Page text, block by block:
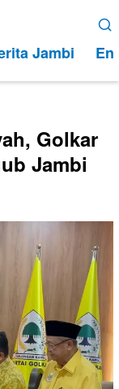
Jambi
Golkar
Jambi